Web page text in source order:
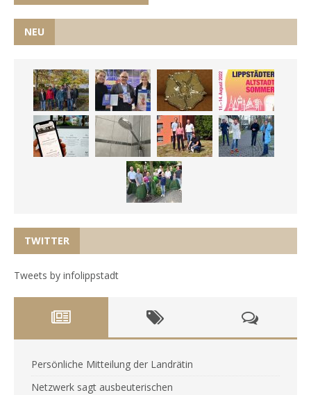
NEU
TWITTER
Tweets by infolippstadt
Persönliche Mitteilung der Landrätin
Netzwerk sagt ausbeuterischen